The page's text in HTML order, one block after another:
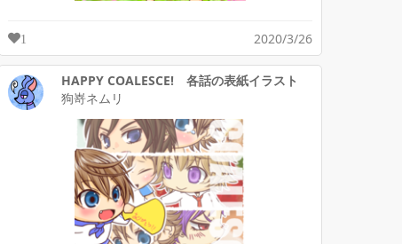
1 2020/3/26
HAPPY COALESCE! 各話の表紙イラスト
狗嵜ネムリ